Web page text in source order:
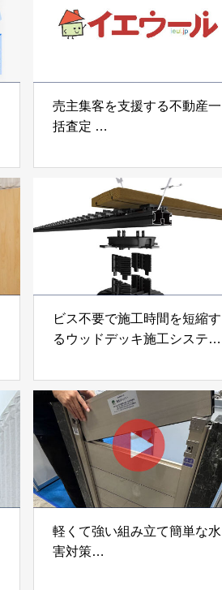
売主集客を支援する不動産一
括査定
Speee
ビス不要で施工時間を短縮す
るウッドデッキ施工システム
JAPAN
軽くて強い組み立て簡単な水
害対策